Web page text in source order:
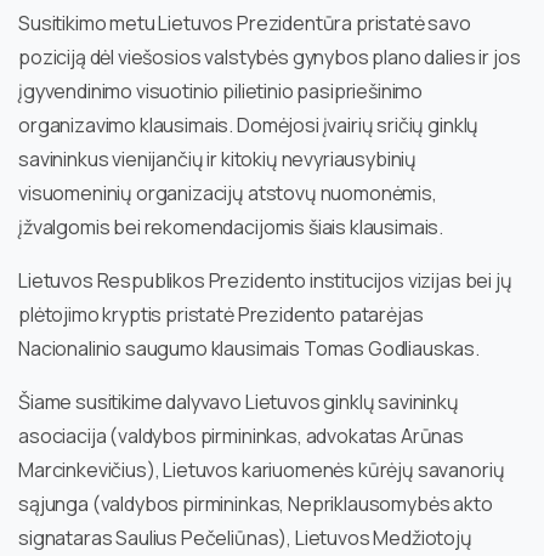
Susitikimo metu Lietuvos Prezidentūra pristatė savo
poziciją dėl viešosios valstybės gynybos plano dalies ir jos
įgyvendinimo visuotinio pilietinio pasipriešinimo
organizavimo klausimais. Domėjosi įvairių sričių ginklų
savininkus vienijančių ir kitokių nevyriausybinių
visuomeninių organizacijų atstovų nuomonėmis,
įžvalgomis bei rekomendacijomis šiais klausimais.
Lietuvos Respublikos Prezidento institucijos vizijas bei jų
plėtojimo kryptis pristatė Prezidento patarėjas
Nacionalinio saugumo klausimais Tomas Godliauskas.
Šiame susitikime dalyvavo Lietuvos ginklų savininkų
asociacija (valdybos pirmininkas, advokatas Arūnas
Marcinkevičius), Lietuvos kariuomenės kūrėjų savanorių
sąjunga (valdybos pirmininkas, Nepriklausomybės akto
signataras Saulius Pečeliūnas), Lietuvos Medžiotojų